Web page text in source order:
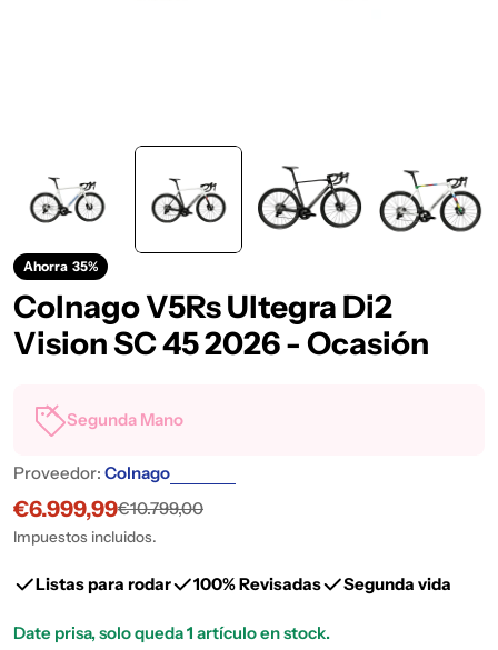
Ahorra 35%
Colnago V5Rs Ultegra Di2
Vision SC 45 2026 - Ocasión
Segunda Mano
Proveedor: Colnago
Precio
de
€6.999,99
Precio
habitual
€10.799,00
Impuestos incluidos.
Listas para rodar 100% Revisadas Segunda vida
Date prisa, solo queda1 artículo en stock.